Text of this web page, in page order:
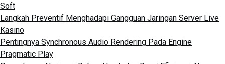
Soft
Langkah Preventif Menghadapi Gangguan Jaringan Server Live
Kasino
Pentingnya Synchronous Audio Rendering Pada Engine
Pragmatic Play